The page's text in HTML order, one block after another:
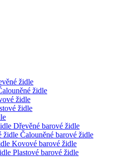
židle
židle
židle
židle
Dřevěné barové židle
Čalouněné barové židle
Kovové barové židle
Plastové barové židle